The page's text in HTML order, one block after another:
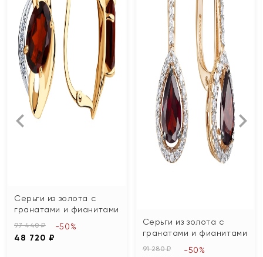
Серьги из золота с
гранатами и фианитами
97 440 ₽
48 720 ₽
-50%
Серьги из золота с
гранатами и фианитами
91 280 ₽ -50%